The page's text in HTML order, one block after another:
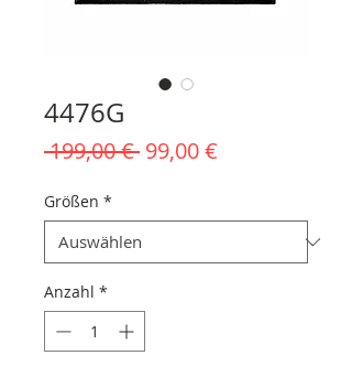
4476G
199,00 € Standardpreis
99,00 €
Größen *
Anzahl *